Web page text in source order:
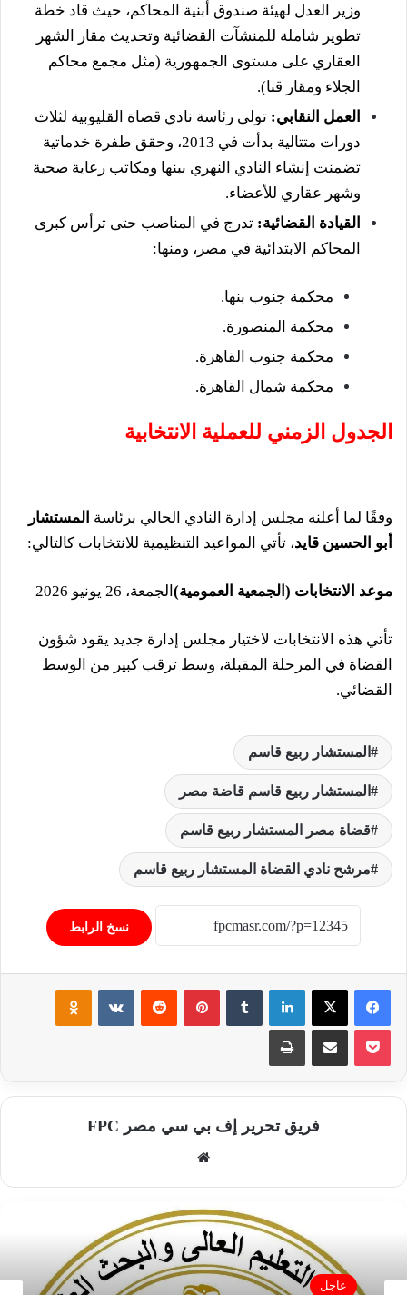
وزير العدل لهيئة صندوق أبنية المحاكم، حيث قاد خطة
تطوير شاملة للمنشآت القضائية وتحديث مقار الشهر
العقاري على مستوى الجمهورية (مثل مجمع محاكم
الجلاء ومقار قنا).
العمل النقابي: تولى رئاسة نادي قضاة القليوبية لثلاث
دورات متتالية بدأت في 2013، وحقق طفرة خدماتية
تضمنت إنشاء النادي النهري ببنها ومكاتب رعاية صحية
وشهر عقاري للأعضاء.
القيادة القضائية: تدرج في المناصب حتى ترأس كبرى
المحاكم الابتدائية في مصر، ومنها:
محكمة جنوب بنها.
محكمة المنصورة.
محكمة جنوب القاهرة.
محكمة شمال القاهرة.
الجدول الزمني للعملية الانتخابية
وفقًا لما أعلنه مجلس إدارة النادي الحالي برئاسة المستشار
أبو الحسين قايد، تأتي المواعيد التنظيمية للانتخابات كالتالي:
موعد الانتخابات (الجمعية العمومية) الجمعة، 26 يونيو 2026
تأتي هذه الانتخابات لاختيار مجلس إدارة جديد يقود شؤون
القضاة في المرحلة المقبلة، وسط ترقب كبير من الوسط
القضائي.
المستشار ربيع قاسم
المستشار ربيع قاسم قاضة مصر
قضاة مصر المستشار ربيع قاسم
مرشح نادي القضاة المستشار ربيع قاسم
نسخ الرابط
فيسبوك ‫X لينكدإن بينتيريست
فريق تحرير إف بي سي مصر FPC
ب
عاجل